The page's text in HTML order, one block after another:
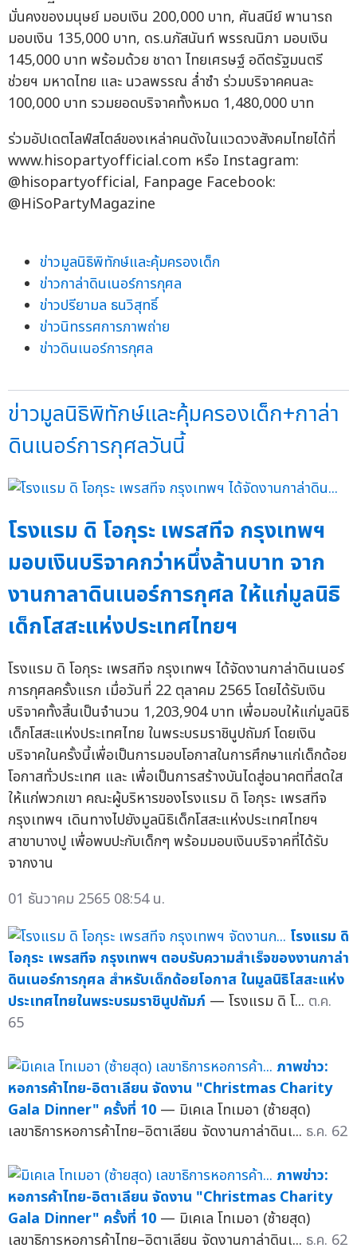
มั่นคงของมนุษย์ มอบเงิน 200,000 บาท, ศันสนีย์ พานารถ
มอบเงิน 135,000 บาท, ดร.นภัสนันท์ พรรณนิภา มอบเงิน
145,000 บาท พร้อมด้วย ชาดา ไทยเศรษฐ์ อดีตรัฐมนตรี
ช่วยฯ มหาดไทย และ นวลพรรณ ล่ำซำ ร่วมบริจาคคนละ
100,000 บาท รวมยอดบริจาคทั้งหมด 1,480,000 บาท
ร่วมอัปเดตไลฟ์สไตล์ของเหล่าคนดังในแวดวงสังคมไทยได้ที่
www.hisopartyofficial.com หรือ Instagram:
@hisopartyofficial, Fanpage Facebook:
@HiSoPartyMagazine
ข่าวมูลนิธิพิทักษ์และคุ้มครองเด็ก
ข่าวกาล่าดินเนอร์การกุศล
ข่าวปรียามล ธนวิสุทธิ์
ข่าวนิทรรศการภาพถ่าย
ข่าวดินเนอร์การกุศล
ข่าวมูลนิธิพิทักษ์และคุ้มครองเด็ก+กาล่า
ดินเนอร์การกุศลวันนี้
โรงแรม ดิ โอกุระ เพรสทีจ กรุงเทพฯ
มอบเงินบริจาคกว่าหนึ่งล้านบาท จาก
งานกาลาดินเนอร์การกุศล ให้แก่มูลนิธิ
เด็กโสสะแห่งประเทศไทยฯ
โรงแรม ดิ โอกุระ เพรสทีจ กรุงเทพฯ ได้จัดงานกาล่าดินเนอร์
การกุศลครั้งแรก เมื่อวันที่ 22 ตุลาคม 2565 โดยได้รับเงิน
บริจาคทั้งสิ้นเป็นจำนวน 1,203,904 บาท เพื่อมอบให้แก่มูลนิธิ
เด็กโสสะแห่งประเทศไทย ในพระบรมราชินูปถัมภ์ โดยเงิน
บริจาคในครั้งนี้เพื่อเป็นการมอบโอกาสในการศึกษาแก่เด็กด้อย
โอกาสทั่วประเทศ และ เพื่อเป็นการสร้างบันไดสู่อนาคตที่สดใส
ให้แก่พวกเขา คณะผู้บริหารของโรงแรม ดิ โอกุระ เพรสทีจ
กรุงเทพฯ เดินทางไปยังมูลนิธิเด็กโสสะแห่งประเทศไทยฯ
สาขาบางปู เพื่อพบปะกับเด็กๆ พร้อมมอบเงินบริจาคที่ได้รับ
จากงาน
01 ธันวาคม 2565 08:54 น.
โรงแรม ดิ
โอกุระ เพรสทีจ กรุงเทพฯ ตอบรับความสำเร็จของงานกาล่า
ดินเนอร์การกุศล สำหรับเด็กด้อยโอกาส ในมูลนิธิโสสะแห่ง
ประเทศไทยในพระบรมราชินูปถัมภ์ — โรงแรม ดิ โ... ต.ค.
65
ภาพข่าว:
หอการค้าไทย-อิตาเลียน จัดงาน "Christmas Charity
Gala Dinner" ครั้งที่ 10 — มิเคเล โทเมอา (ซ้ายสุด)
เลขาธิการหอการค้าไทย–อิตาเลียน จัดงานกาล่าดินเ... ธ.ค. 62
ภาพข่าว:
หอการค้าไทย-อิตาเลียน จัดงาน "Christmas Charity
Gala Dinner" ครั้งที่ 10 — มิเคเล โทเมอา (ซ้ายสุด)
เลขาธิการหอการค้าไทย–อิตาเลียน จัดงานกาล่าดินเ... ธ.ค. 62